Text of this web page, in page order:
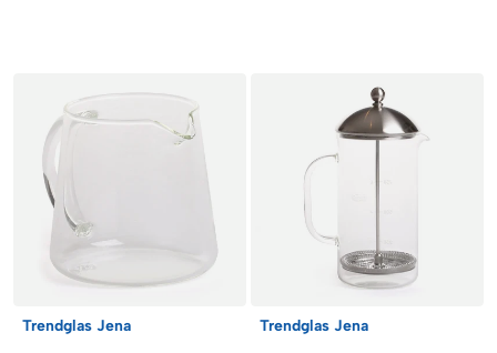
Trendglas Jena Trendglas Jena